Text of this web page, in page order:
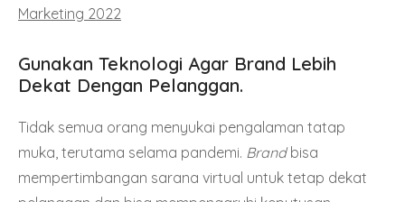
Marketing 2022
Gunakan Teknologi Agar Brand Lebih
Dekat Dengan Pelanggan.
Tidak semua orang menyukai pengalaman tatap
muka, terutama selama pandemi. Brandbisa
mempertimbangan sarana virtual untuk tetap dekat